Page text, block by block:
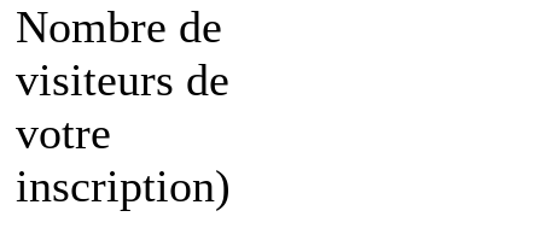
Nombre de
visiteurs de
votre
inscription)